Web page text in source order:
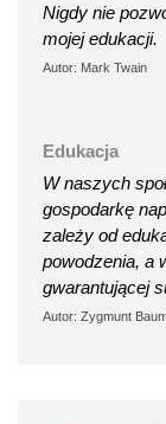
Nigdy nie
mojej edukacji.
Autor: Mark Twain
Edukacja
W naszych
gospodarkę
zależy od
powodzenia, a
gwarantującej
Autor: Zygmunt